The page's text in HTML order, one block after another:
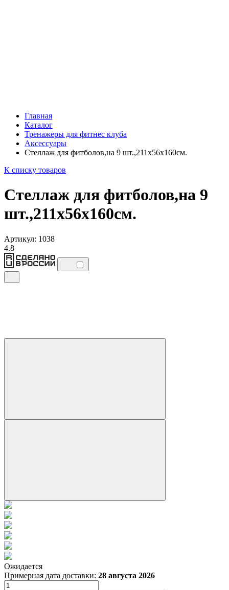
Главная
Каталог
Тренажеры для фитнес клуба
Аксессуары
Стеллаж для фитболов,на 9 шт.,211х56х160см.
К списку товаров
Стеллаж для фитболов,на 9
шт.,211х56х160см.
Артикул: 1038
4.8
Ожидается
Примерная дата доставки: 28 августа 2026